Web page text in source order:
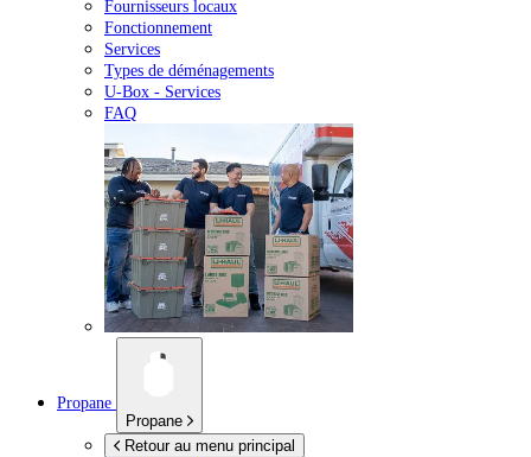
Fournisseurs locaux
Fonctionnement
Services
Types de déménagements
U-Box - Services
FAQ
Propane
Propane
Retour au menu principal